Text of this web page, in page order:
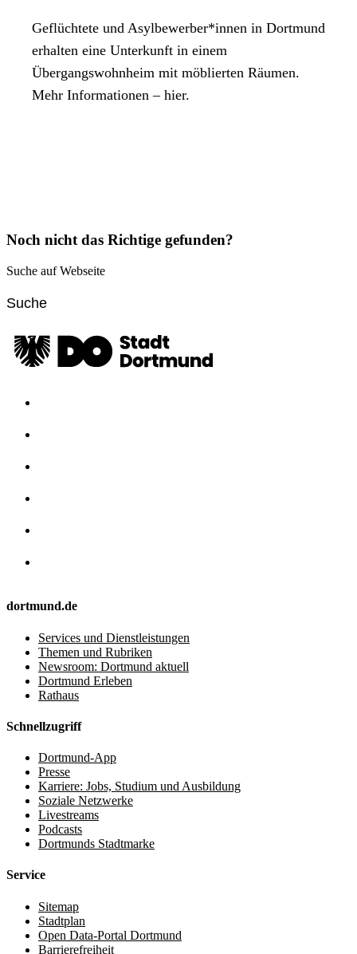
Geflüchtete und Asylbewerber*innen in Dortmund
erhalten eine Unterkunft in einem
Übergangswohnheim mit möblierten Räumen.
Mehr Informationen – hier.
Noch nicht das Richtige gefunden?
Suche auf Webseite
dortmund.de
Services und Dienstleistungen
Themen und Rubriken
Newsroom: Dortmund aktuell
Dortmund Erleben
Rathaus
Schnellzugriff
Dortmund-App
Presse
Karriere: Jobs, Studium und Ausbildung
Soziale Netzwerke
Livestreams
Podcasts
Dortmunds Stadtmarke
Service
Sitemap
Stadtplan
Open Data-Portal Dortmund
Barrierefreiheit